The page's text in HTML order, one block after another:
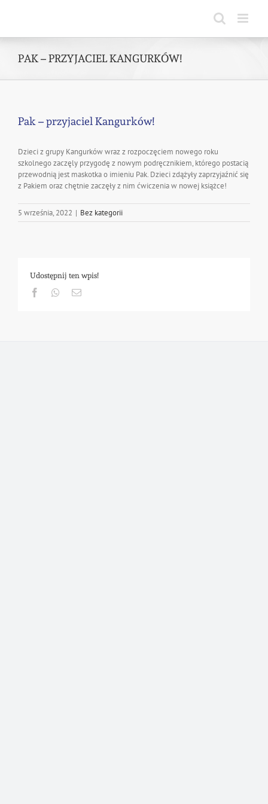
PAK – PRZYJACIEL KANGURKÓW!
Pak – przyjaciel Kangurków!
Dzieci z grupy Kangurków wraz z rozpoczęciem nowego roku
szkolnego zaczęly przygodę z nowym podręcznikiem, którego postacią
przewodnią jest maskotka o imieniu Pak. Dzieci zdążyły zaprzyjaźnić się
z Pakiem oraz chętnie zaczęły z nim ćwiczenia w nowej książce!
5 września, 2022 | Bez kategorii
Udostępnij ten wpis!
FacebookWhatsapp
Email